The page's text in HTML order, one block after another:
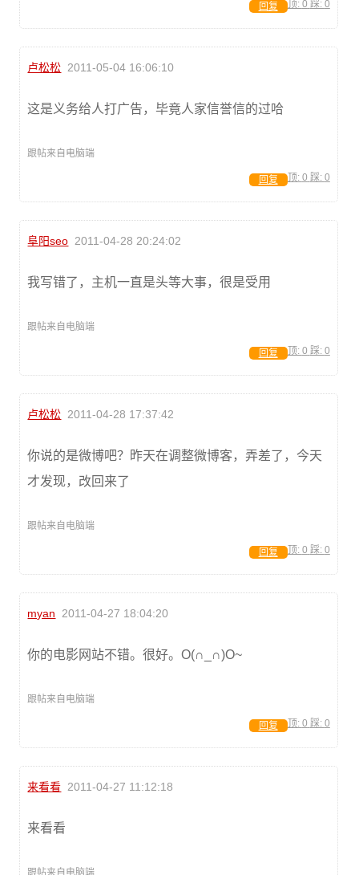
顶: 0 踩: 0
回复
卢松松 2011-05-04 16:06:10
这是义务给人打广告，毕竟人家信誉信的过哈
跟帖来自电脑端
顶: 0 踩: 0
回复
阜阳seo 2011-04-28 20:24:02
我写错了，主机一直是头等大事，很是受用
跟帖来自电脑端
顶: 0 踩: 0
回复
卢松松 2011-04-28 17:37:42
你说的是微博吧？昨天在调整微博客，弄差了，今天
才发现，改回来了
跟帖来自电脑端
顶: 0 踩: 0
回复
myan 2011-04-27 18:04:20
你的电影网站不错。很好。O(∩_∩)O~
跟帖来自电脑端
顶: 0 踩: 0
回复
来看看 2011-04-27 11:12:18
来看看
跟帖来自电脑端